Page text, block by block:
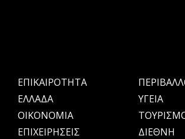
ΕΠΙΚΑΙΡΟΤΗΤΑ
ΕΛΛΑΔΑ
OIKONOMIA
ΕΠΙΧΕΙΡΗΣΕΙΣ
ΥΓΕΙΑ
ΔΙΕΘΝΗ